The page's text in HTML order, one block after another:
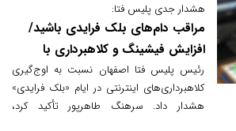
هشدار جدی پلیس فتا:
مراقب دام‌های بلک فرایدی باشید/
افزایش فیشینگ و کلاهبرداری با
تخفیف‌های غیرواقعی
رئیس پلیس فتا اصفهان نسبت به اوج‌گیری
کلاهبرداری‌های اینترنتی در ایام «بلک فرایدی»
هشدار داد. سرهنگ طاهرپور تأکید کرد،